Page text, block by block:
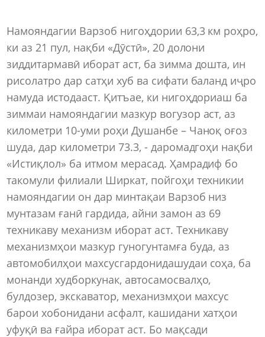
Намояндагии Варзоб нигоҳдории 63,3 км роҳро,
ки аз 21 пул, нақби «Дӯстӣ», 20 долони
зиддитармавӣ иборат аст, ба зимма дошта, ин
рисолатро дар сатҳи хуб ва сифати баланд иҷро
намуда истодааст. Қитъае, ки нигоҳдориаш ба
зиммаи намояндагии мазкур вогузор аст, аз
километри 10-уми роҳи Душанбе – Чаноқ оғоз
шуда, дар километри 73.3, - даромадгоҳи нақби
«Истиқлол» ба итмом мерасад. Ҳамрадиф бо
такомули филиали Ширкат, пойгоҳи техникии
намояндагии он дар минтақаи Варзоб низ
мунтазам ғанӣ гардида, айни замон аз 69
техникаву механизм иборат аст. Техникаву
механизмҳои мазкур гуногунтамға буда, аз
автомобилҳои махсусгардонидашудаи соҳа, ба
монанди худборкунак, автосамосвалҳо,
булдозер, экскаватор, механизмҳои махсус
барои хобонидани асфалт, кашидани хатҳои
уфуқӣ ва ғайра иборат аст. Бо мақсади